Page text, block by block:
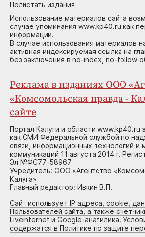
Полистать издания
Использование материалов сайта
случае упоминания www.kp40.ru как
информации.
В случае использования материалов
активная индексируемая ссылка на
без заключения в no-index, no-follow
Реклама в изданиях ООО
«Комсомольская правда -
сайте
Портал Калуги и области www.kp40.ru
как СМИ Федеральной службой по
связи, информационных технологий и
коммуникаций 11 августа 2014 г.
Эл №ФС77-58967
Учредитель: ООО «Агентство
Калуга»
Главный редактор: Ивкин В.П.
Сайт использует IP адреса, cookie,
Пользователей сайта, а также
Liveinternet и Google-анатилика.
содержатся в Политике по защите